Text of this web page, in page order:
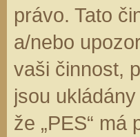
právo. Tato
a/nebo
vaši činnost,
jsou
že „PES“